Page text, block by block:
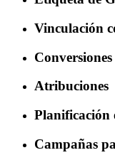
Vinculación
Conversiones
Atribuciones
Planificación
Campañas